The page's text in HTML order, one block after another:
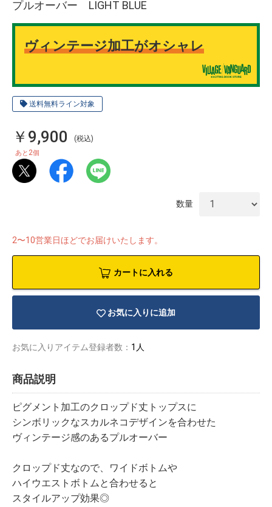
送料無料ライン対象
プルオーバー LIGHT BLUE
ヴィンテージ加工がオシャレ
￥9,900 (税込)
あと 2個
数量
2〜10営業日ほどでお届けいたします。
カートに入れる
お気に入りに追加
お気に入りアイテム登録者数： 1人
商品説明
ピグメント加工のクロップド丈トップスに
シンボリックなスカルネコデザインを合わせた
ヴィンテージ感のあるプルオーバー
クロップド丈なので、ワイドボトムや
ハイウエストボトムと合わせると
スタイルアップ効果◎
イラストレ
アダルトグ